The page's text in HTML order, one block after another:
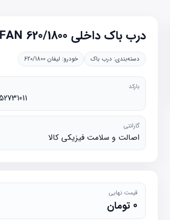
درب باک داخلی LIFAN 620/1800
دسته‌بندی:درب باک خودرو: لیفان 620/1800
بارکد
گارانتی
اصالت و سلامت فیزیکی کالا
قیمت نهایی
0 تومان